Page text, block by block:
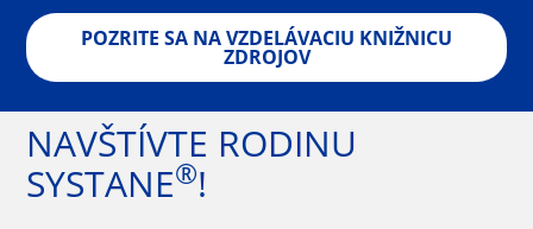
POZRITE SA NA VZDELÁVACIU KNIŽNICU
ZDROJOV
NAVŠTÍVTE RODINU
SYSTANE®!